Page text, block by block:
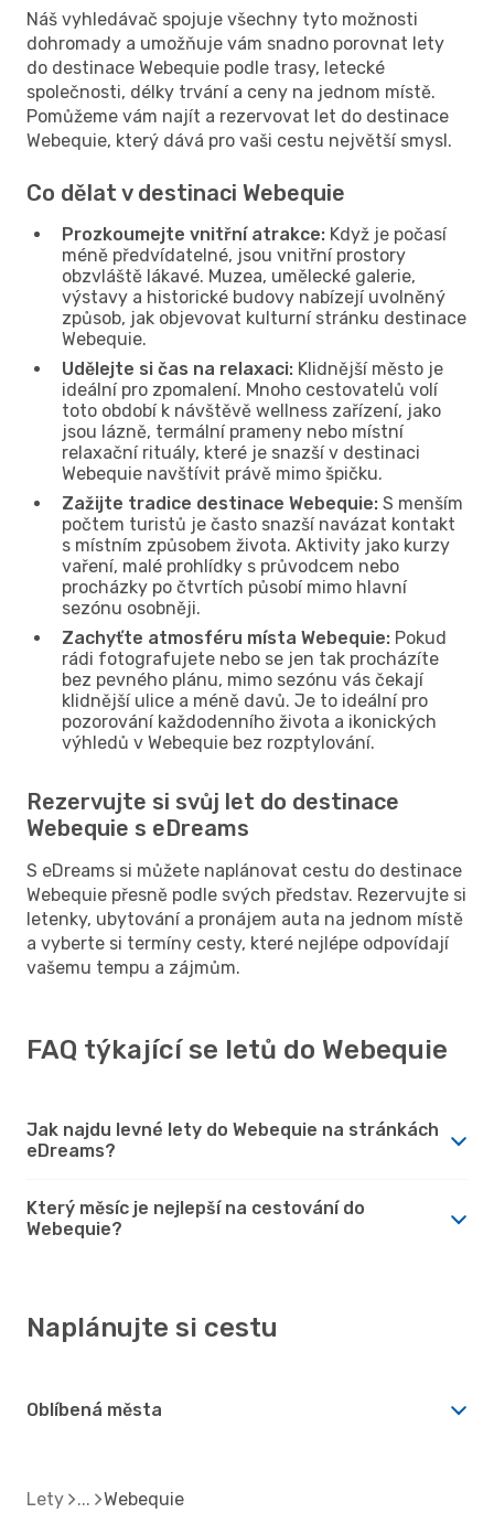
Náš vyhledávač spojuje všechny tyto možnosti
dohromady a umožňuje vám snadno porovnat lety
do destinace Webequie podle trasy, letecké
společnosti, délky trvání a ceny na jednom místě.
Pomůžeme vám najít a rezervovat let do destinace
Webequie, který dává pro vaši cestu největší smysl.
Co dělat v destinaci Webequie
Prozkoumejte vnitřní atrakce: Když je počasí
méně předvídatelné, jsou vnitřní prostory
obzvláště lákavé. Muzea, umělecké galerie,
výstavy a historické budovy nabízejí uvolněný
způsob, jak objevovat kulturní stránku destinace
Webequie.
Udělejte si čas na relaxaci: Klidnější město je
ideální pro zpomalení. Mnoho cestovatelů volí
toto období k návštěvě wellness zařízení, jako
jsou lázně, termální prameny nebo místní
relaxační rituály, které je snazší v destinaci
Webequie navštívit právě mimo špičku.
Zažijte tradice destinace Webequie: S menším
počtem turistů je často snazší navázat kontakt
s místním způsobem života. Aktivity jako kurzy
vaření, malé prohlídky s průvodcem nebo
procházky po čtvrtích působí mimo hlavní
sezónu osobněji.
Zachyťte atmosféru místa Webequie: Pokud
rádi fotografujete nebo se jen tak procházíte
bez pevného plánu, mimo sezónu vás čekají
klidnější ulice a méně davů. Je to ideální pro
pozorování každodenního života a ikonických
výhledů v Webequie bez rozptylování.
Rezervujte si svůj let do destinace
Webequie s eDreams
S eDreams si můžete naplánovat cestu do destinace
Webequie přesně podle svých představ. Rezervujte si
letenky, ubytování a pronájem auta na jednom místě
a vyberte si termíny cesty, které nejlépe odpovídají
vašemu tempu a zájmům.
FAQ týkající se letů do Webequie
Jak najdu levné lety do Webequie na stránkách
eDreams?
Který měsíc je nejlepší na cestování do
Webequie?
Naplánujte si cestu
Oblíbená města
Lety Webequie